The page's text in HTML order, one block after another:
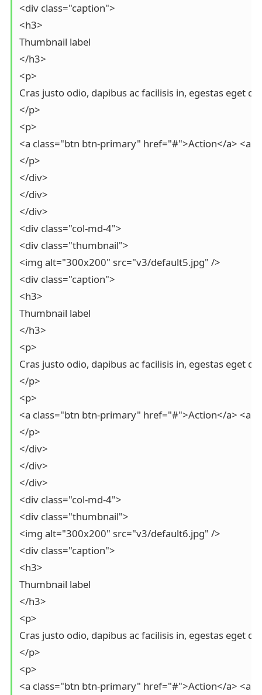
<div class="caption">
<h3>
Thumbnail label
</h3>
<p>
Cras justo odio, dapibus ac facilisis in, egestas eget
</p>
<p>
<a class="btn btn-primary" href="#">Action</a> <a
</p>
</div>
</div>
</div>
<div class="col-md-4">
<div class="thumbnail">
<img alt="300x200" src="v3/default5.jpg" />
<div class="caption">
<h3>
Thumbnail label
</h3>
<p>
Cras justo odio, dapibus ac facilisis in, egestas eget
</p>
<p>
<a class="btn btn-primary" href="#">Action</a> <a
</p>
</div>
</div>
</div>
<div class="col-md-4">
<div class="thumbnail">
<img alt="300x200" src="v3/default6.jpg" />
<div class="caption">
<h3>
Thumbnail label
</h3>
<p>
Cras justo odio, dapibus ac facilisis in, egestas eget
</p>
<p>
<a class="btn btn-primary" href="#">Action</a> <a